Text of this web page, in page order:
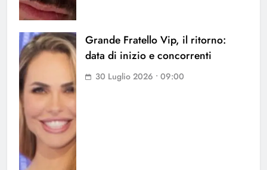
Grande Fratello Vip, il ritorno:
data di inizio e concorrenti
30 Luglio 2026 • 09:00